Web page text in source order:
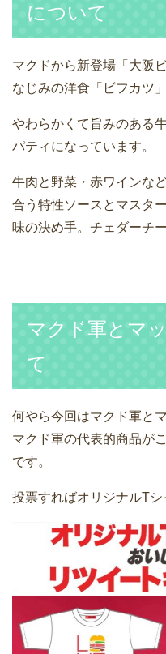
について
マクドから新登場「大阪
なじみの洋食「ビフカツ
やわらかくて旨みのある
パティになっています。
牛肉と野菜・赤ワインな
合う特性ソースとマスタ
味の決め手。チェダーチ
マクド軍とマ
て
何やら今回はマクド軍と
マクド軍の代表的商品が
です。
投票すればオリジナルT